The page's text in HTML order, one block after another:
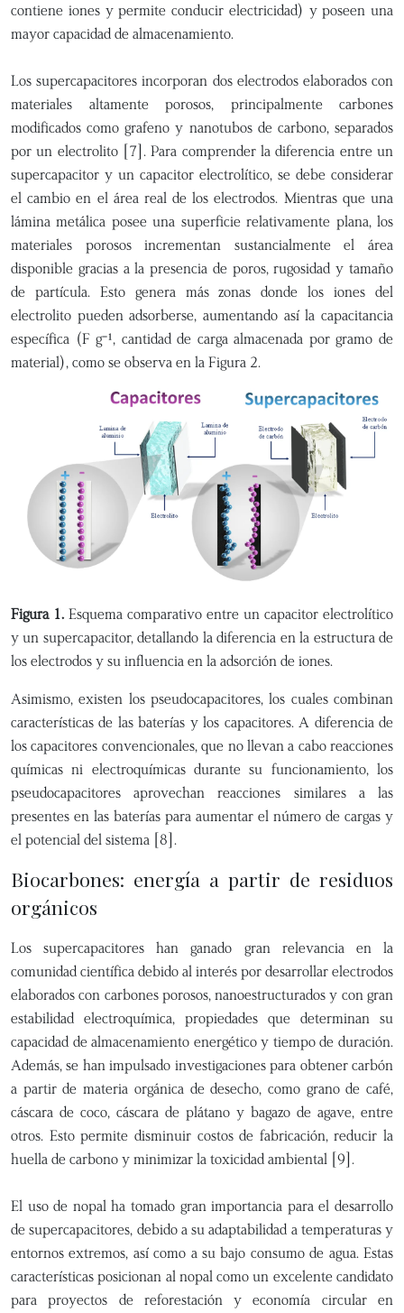
contiene iones y permite conducir electricidad) y poseen una
mayor capacidad de almacenamiento.
Los supercapacitores incorporan dos electrodos elaborados con
materiales altamente porosos, principalmente carbones
modificados como grafeno y nanotubos de carbono, separados
por un electrolito [7]. Para comprender la diferencia entre un
supercapacitor y un capacitor electrolítico, se debe considerar
el cambio en el área real de los electrodos. Mientras que una
lámina metálica posee una superficie relativamente plana, los
materiales porosos incrementan sustancialmente el área
disponible gracias a la presencia de poros, rugosidad y tamaño
de partícula. Esto genera más zonas donde los iones del
electrolito pueden adsorberse, aumentando así la capacitancia
específica (F g⁻¹, cantidad de carga almacenada por gramo de
material), como se observa en la Figura 2.
Figura 1. Esquema comparativo entre un capacitor electrolítico
y un supercapacitor, detallando la diferencia en la estructura de
los electrodos y su influencia en la adsorción de iones.
Asimismo, existen los pseudocapacitores, los cuales combinan
características de las baterías y los capacitores. A diferencia de
los capacitores convencionales, que no llevan a cabo reacciones
químicas ni electroquímicas durante su funcionamiento, los
pseudocapacitores aprovechan reacciones similares a las
presentes en las baterías para aumentar el número de cargas y
el potencial del sistema [8].
Biocarbones: energía a partir de residuos
orgánicos
Los supercapacitores han ganado gran relevancia en la
comunidad científica debido al interés por desarrollar electrodos
elaborados con carbones porosos, nanoestructurados y con gran
estabilidad electroquímica, propiedades que determinan su
capacidad de almacenamiento energético y tiempo de duración.
Además, se han impulsado investigaciones para obtener carbón
a partir de materia orgánica de desecho, como grano de café,
cáscara de coco, cáscara de plátano y bagazo de agave, entre
otros. Esto permite disminuir costos de fabricación, reducir la
huella de carbono y minimizar la toxicidad ambiental [9].
El uso de nopal ha tomado gran importancia para el desarrollo
de supercapacitores, debido a su adaptabilidad a temperaturas y
entornos extremos, así como a su bajo consumo de agua. Estas
características posicionan al nopal como un excelente candidato
para proyectos de reforestación y economía circular en